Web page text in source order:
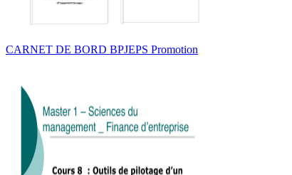
CARNET DE BORD BPJEPS Promotion